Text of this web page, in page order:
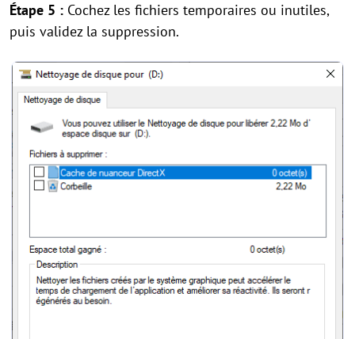
Étape 5 : Cochez les fichiers temporaires ou inutiles,
puis validez la suppression.